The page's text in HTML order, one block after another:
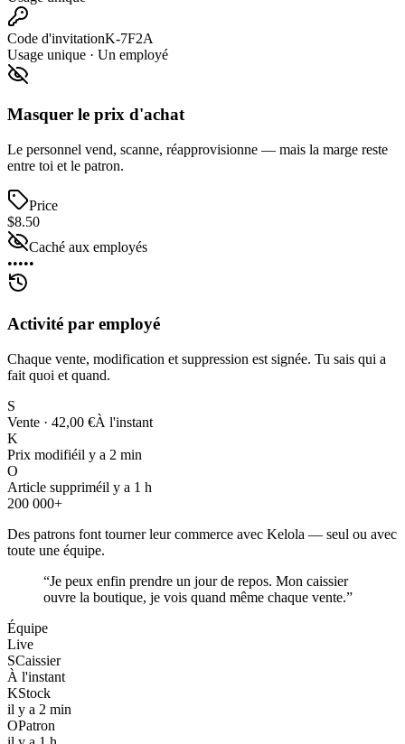
Code d'invitationK-7F2A
Usage unique · Un employé
Masquer le prix d'achat
Le personnel vend, scanne, réapprovisionne — mais la marge reste
entre toi et le patron.
Price
$8.50
Caché aux employés
•••••
Activité par employé
Chaque vente, modification et suppression est signée. Tu sais qui a
fait quoi et quand.
S
Vente · 42,00 €À l'instant
K
Prix modifiéil y a 2 min
O
Article suppriméil y a 1 h
200 000+
Des patrons font tourner leur commerce avec Kelola — seul ou avec
toute une équipe.
“Je peux enfin prendre un jour de repos. Mon caissier
ouvre la boutique, je vois quand même chaque vente.”
Équipe
Live
SCaissier
À l'instant
KStock
il y a 2 min
OPatron